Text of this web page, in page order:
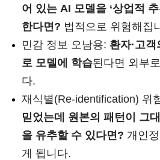
어 있는 AI 모델을 ‘상업적
한다면? 법적으로 위험해집
민감 정보 오남용: 환자·고
로 모델에 학습된다면 외부
다.
재식별(Re-identification) 위
믿었는데 원본의 패턴이 그
을 유추할 수 있다면? 개인
게 됩니다.